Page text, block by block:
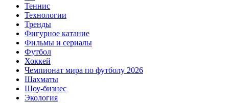
Теннис
Технологии
Тренды
Фигурное катание
Фильмы и сериалы
Футбол
Хоккей
Чемпионат мира по футболу 2026
Шахматы
Шоу-бизнес
Экология